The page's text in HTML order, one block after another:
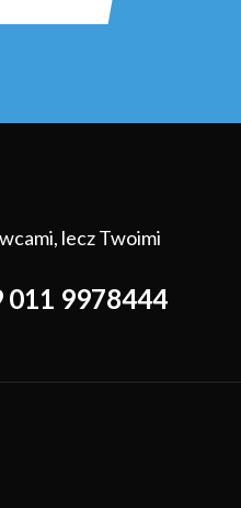
lecz Twoimi
011 9978444